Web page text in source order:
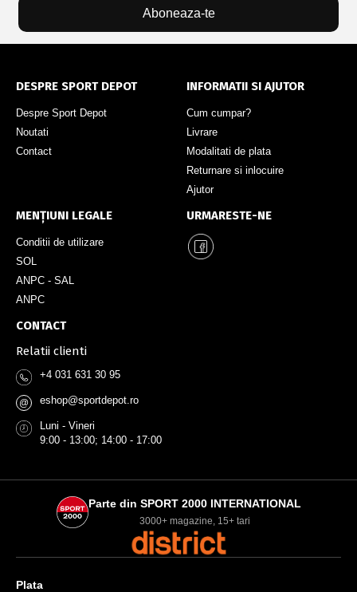
Aboneaza-te
DESPRE SPORT DEPOT
Despre Sport Depot
Noutati
Contact
INFORMATII SI AJUTOR
Cum cumpar?
Livrare
Modalitati de plata
Returnare si inlocuire
Ajutor
MENȚIUNI LEGALE
Conditii de utilizare
SOL
ANPC - SAL
ANPC
URMARESTE-NE
CONTACT
Relatii clienti
+4 031 631 30 95
@ eshop@sportdepot.ro
Luni - Vineri
9:00 - 13:00; 14:00 - 17:00
Parte din SPORT 2000 INTERNATIONAL
3000+ magazine, 15+ tari
Plata